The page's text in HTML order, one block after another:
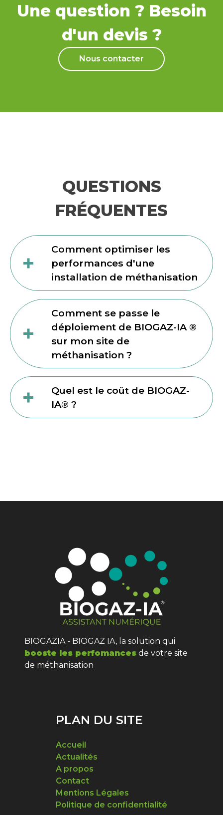
Une question ? Besoin
d'un devis ?
Nous contacter
QUESTIONS
FRÉQUENTES
Comment optimiser les
performances d'une
installation de méthanisation
Comment se passe le
déploiement de BIOGAZ-IA ®
sur mon site de
méthanisation ?
Quel est le coût de BIOGAZ-
IA® ?
BIOGAZIA - BIOGAZ IA, la solution qui
booste les perfomances de votre site
de méthanisation
PLAN DU SITE
Accueil
Actualités
A propos
Contact
Mentions Légales
Politique de confidentialité